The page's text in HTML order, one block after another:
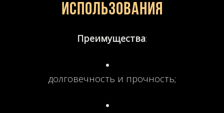
использования
Преимущества:
долговечность и прочность;